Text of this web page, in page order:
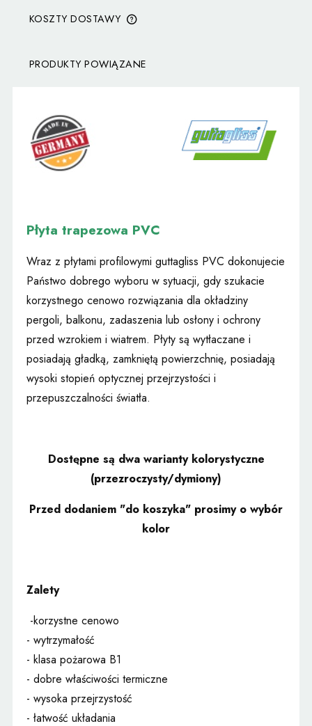
KOSZTY DOSTAWY
CENA NIE ZAWIERA EWENTUALNYCH KOSZTÓW
PRODUKTY POWIĄZANE
Płyta trapezowa PVC
Wraz z płytami profilowymi guttagliss PVC dokonujecie
Państwo dobrego wyboru w sytuacji, gdy szukacie
korzystnego cenowo rozwiązania dla okładziny
pergoli, balkonu, zadaszenia lub osłony i ochrony
przed wzrokiem i wiatrem. Płyty są wytłaczane i
posiadają gładką, zamkniętą powierzchnię, posiadają
wysoki stopień optycznej przejrzystości i
przepuszczalności światła.
Dostępne są dwa warianty kolorystyczne
(przezroczysty/dymiony)
Przed dodaniem "do koszyka" prosimy o wybór
kolor
Zalety
-korzystne cenowo
- wytrzymałość
- klasa pożarowa B1
- dobre właściwości termiczne
- wysoka przejrzystość
- łatwość układania